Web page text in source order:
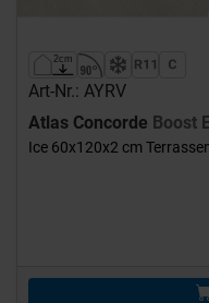
Art-Nr.: AYRV
Atlas Concorde Boost
Ice 60x120x2 cm